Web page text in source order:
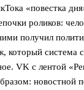
«повестка
роликов:
получил
который система
VK с лентой
новостной